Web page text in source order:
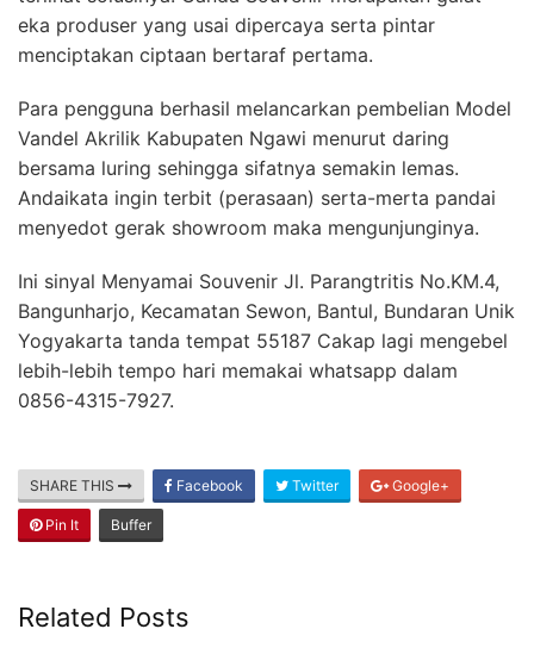
eka produser yang usai dipercaya serta pintar
menciptakan ciptaan bertaraf pertama.
Para pengguna berhasil melancarkan pembelian Model
Vandel Akrilik Kabupaten Ngawi menurut daring
bersama luring sehingga sifatnya semakin lemas.
Andaikata ingin terbit (perasaan) serta-merta pandai
menyedot gerak showroom maka mengunjunginya.
Ini sinyal Menyamai Souvenir Jl. Parangtritis No.KM.4,
Bangunharjo, Kecamatan Sewon, Bantul, Bundaran Unik
Yogyakarta tanda tempat 55187 Cakap lagi mengebel
lebih-lebih tempo hari memakai whatsapp dalam
0856-4315-7927.
SHARE THIS Facebook Twitter Google+
Pin It Buffer
Related Posts